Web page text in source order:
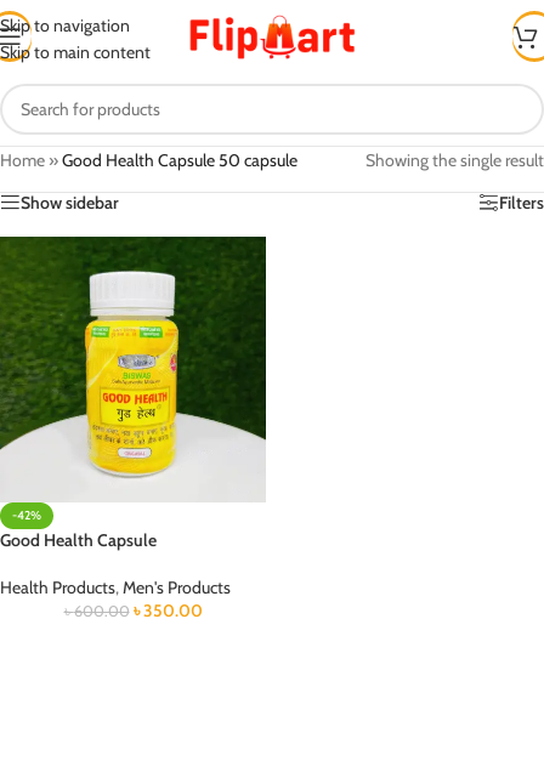
Skip to navigation
Skip to main content
Home »Good Health Capsule 50 capsule
Showing the single result
Show sidebar
Filters
-42%
Good Health Capsule
Health Products,Men's Products
৳600.00 ৳350.00